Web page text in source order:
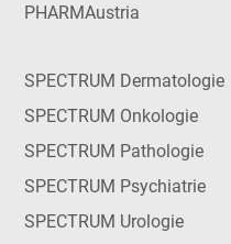
PHARMAustria
SPECTRUM Dermatologie
SPECTRUM Onkologie
SPECTRUM Pathologie
SPECTRUM Psychiatrie
SPECTRUM Urologie